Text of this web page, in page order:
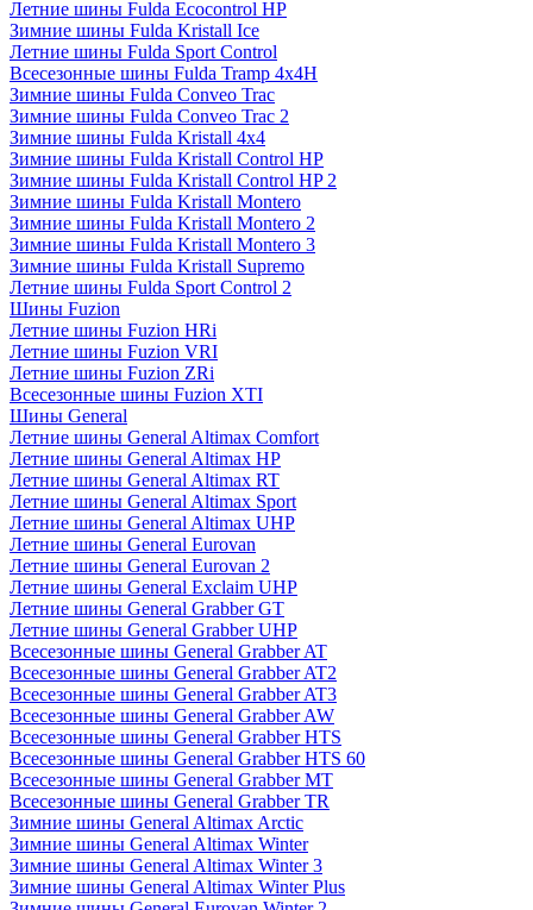
Летние шины Fulda Ecocontrol HP
Зимние шины Fulda Kristall Ice
Летние шины Fulda Sport Control
Всесезонные шины Fulda Tramp 4x4H
Зимние шины Fulda Conveo Trac
Зимние шины Fulda Conveo Trac 2
Зимние шины Fulda Kristall 4x4
Зимние шины Fulda Kristall Control HP
Зимние шины Fulda Kristall Control HP 2
Зимние шины Fulda Kristall Montero
Зимние шины Fulda Kristall Montero 2
Зимние шины Fulda Kristall Montero 3
Зимние шины Fulda Kristall Supremo
Летние шины Fulda Sport Control 2
Шины Fuzion
Летние шины Fuzion HRi
Летние шины Fuzion VRI
Летние шины Fuzion ZRi
Всесезонные шины Fuzion XTI
Шины General
Летние шины General Altimax Comfort
Летние шины General Altimax HP
Летние шины General Altimax RT
Летние шины General Altimax Sport
Летние шины General Altimax UHP
Летние шины General Eurovan
Летние шины General Eurovan 2
Летние шины General Exclaim UHP
Летние шины General Grabber GT
Летние шины General Grabber UHP
Всесезонные шины General Grabber AT
Всесезонные шины General Grabber AT2
Всесезонные шины General Grabber AT3
Всесезонные шины General Grabber AW
Всесезонные шины General Grabber HTS
Всесезонные шины General Grabber HTS 60
Всесезонные шины General Grabber MT
Всесезонные шины General Grabber TR
Зимние шины General Altimax Arctic
Зимние шины General Altimax Winter
Зимние шины General Altimax Winter 3
Зимние шины General Altimax Winter Plus